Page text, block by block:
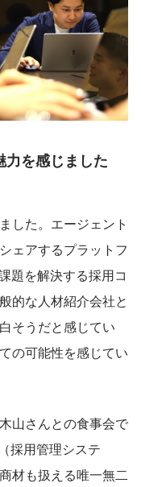
を感じました
した。エージェント
ェアするプラットフ
題を解決する採用コ
的な人材紹介会社と
そうだと感じてい
の可能性を感じてい
山さんとの食事会で
採用管理システ
材も扱える唯一無二